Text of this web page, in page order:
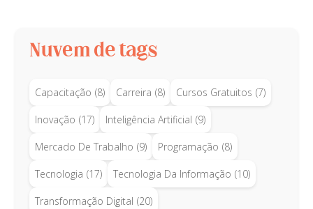
Nuvem de tags
Capacitação (8) Carreira (8) Cursos Gratuitos (7)
Inovação (17) Inteligência Artificial (9)
Mercado De Trabalho (9) Programação (8)
Tecnologia (17) Tecnologia Da Informação (10)
Transformação Digital (20)